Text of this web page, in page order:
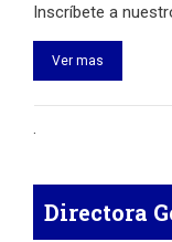
Inscríbete a
Ver mas
.
Directora